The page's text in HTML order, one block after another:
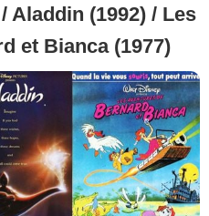
Aladdin (1992) / Les
et Bianca (1977)